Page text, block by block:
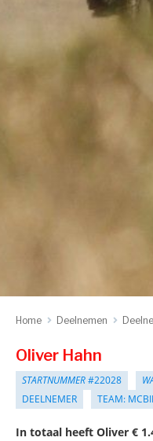
Home Deelnemen
Oliver Hahn
STARTNUMMER#22028
DEELNEMER
TEAM:
In totaal heeft Oliver €